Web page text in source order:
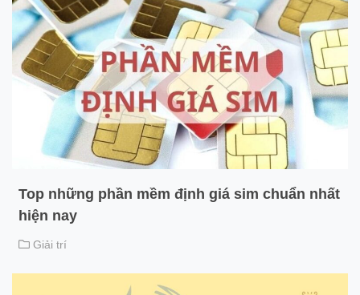
Top những phần mềm định giá sim chuẩn nhất
hiện nay
Giải trí